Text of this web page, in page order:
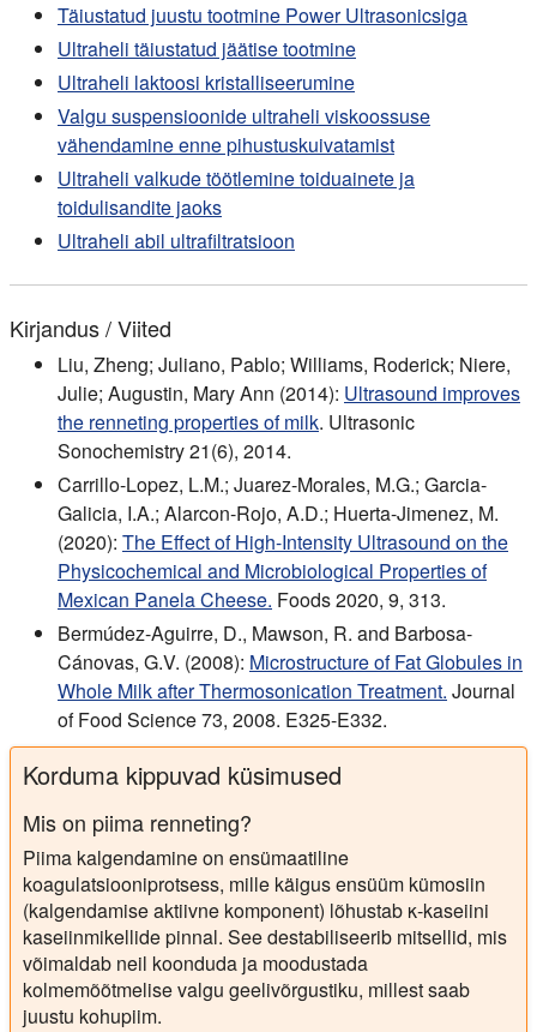
Täiustatud juustu tootmine Power Ultrasonicsiga
Ultraheli täiustatud jäätise tootmine
Ultraheli laktoosi kristalliseerumine
Valgu suspensioonide ultraheli viskoossuse
vähendamine enne pihustuskuivatamist
Ultraheli valkude töötlemine toiduainete ja
toidulisandite jaoks
Ultraheli abil ultrafiltratsioon
Kirjandus / Viited
Liu, Zheng; Juliano, Pablo; Williams, Roderick; Niere,
Julie; Augustin, Mary Ann (2014): Ultrasound improves
the renneting properties of milk. Ultrasonic
Sonochemistry 21(6), 2014.
Carrillo-Lopez, L.M.; Juarez-Morales, M.G.; Garcia-
Galicia, I.A.; Alarcon-Rojo, A.D.; Huerta-Jimenez, M.
(2020): The Effect of High-Intensity Ultrasound on the
Physicochemical and Microbiological Properties of
Mexican Panela Cheese. Foods 2020, 9, 313.
Bermúdez-Aguirre, D., Mawson, R. and Barbosa-
Cánovas, G.V. (2008): Microstructure of Fat Globules in
Whole Milk after Thermosonication Treatment. Journal
of Food Science 73, 2008. E325-E332.
Korduma kippuvad küsimused
Mis on piima renneting?
Piima kalgendamine on ensümaatiline
koagulatsiooniprotsess, mille käigus ensüüm kümosiin
(kalgendamise aktiivne komponent) lõhustab κ-kaseiini
kaseiinmikellide pinnal. See destabiliseerib mitsellid, mis
võimaldab neil koonduda ja moodustada
kolmemõõtmelise valgu geelivõrgustiku, millest saab
juustu kohupiim.